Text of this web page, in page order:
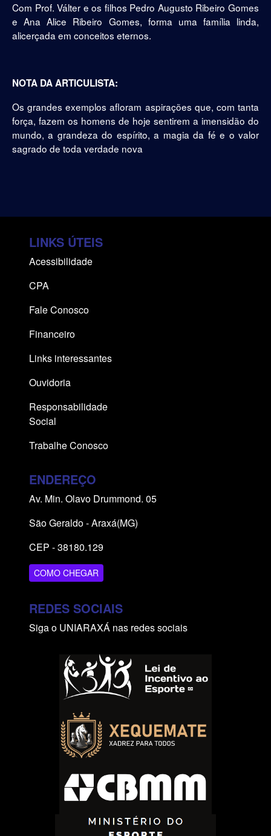
Com Prof. Válter e os filhos Pedro Augusto Ribeiro Gomes
e Ana Alice Ribeiro Gomes, forma uma família linda,
alicerçada em conceitos eternos.
NOTA DA ARTICULISTA:
Os grandes exemplos afloram aspirações que, com tanta
força, fazem os homens de hoje sentirem a imensidão do
mundo, a grandeza do espírito, a magia da fé e o valor
sagrado de toda verdade nova
LINKS ÚTEIS
Acessibilidade
CPA
Fale Conosco
Financeiro
Links interessantes
Ouvidoria
Responsabilidade
Social
Trabalhe Conosco
ENDEREÇO
Av. Min. Olavo Drummond. 05
São Geraldo - Araxá(MG)
CEP - 38180.129
COMO CHEGAR
REDES SOCIAIS
Siga o UNIARAXÁ nas redes sociais